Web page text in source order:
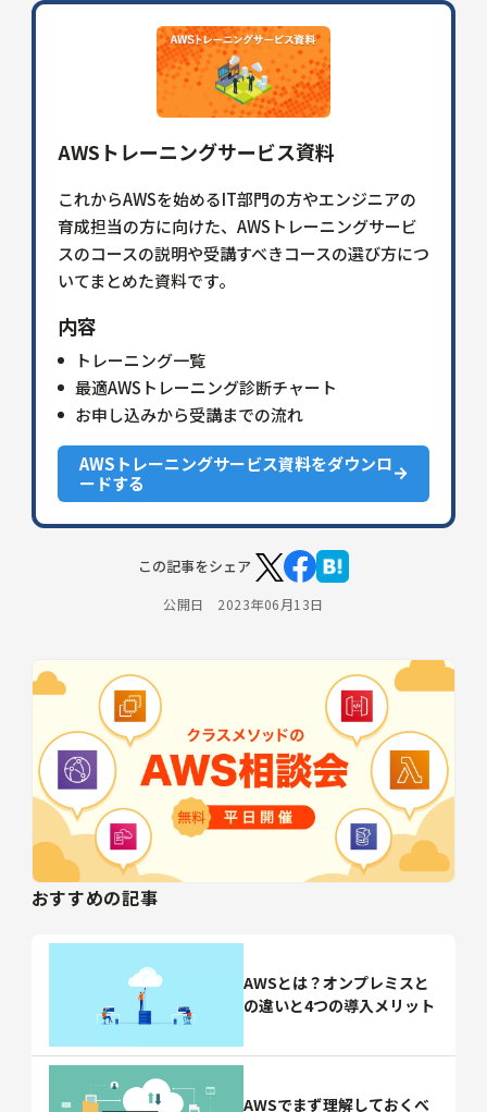
AWSトレーニングサービス資料
これからAWSを始めるIT部門の方やエンジニアの
育成担当の方に向けた、AWSトレーニングサービ
スのコースの説明や受講すべきコースの選び方につ
いてまとめた資料です。
内容
トレーニング一覧
最適AWSトレーニング診断チャート
お申し込みから受講までの流れ
AWSトレーニングサービス資料をダウンロ
ードする
この記事をシェア
公開日 2023年06月13日
おすすめの記事
AWSとは？オンプレミスと
の違いと4つの導入メリット
AWSでまず理解しておくべ